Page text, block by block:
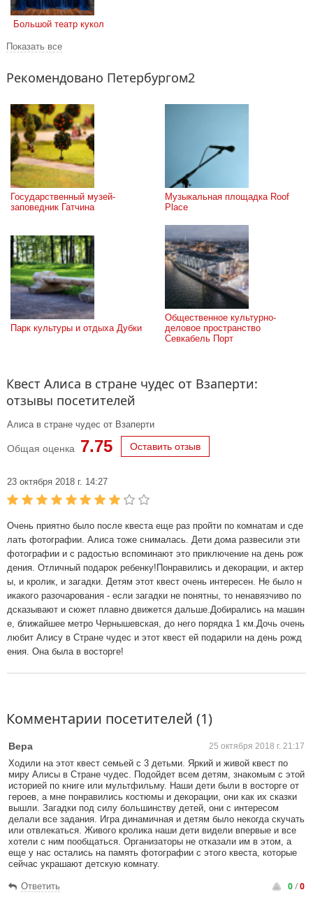
Большой театр кукол
Показать все
Рекомендовано Петербургом2
Государственный музей-
заповедник Гатчина
Музыкальная площадка Roof
Place
Парк культуры и отдыха Дубки
Общественное культурно-
деловое пространство
Севкабель Порт
Квест Алиса в стране чудес от Взаперти:
отзывы посетителей
Алиса в стране чудес от Взаперти
Общая оценка 7.75 Оставить отзыв
23 октября 2018 г. 14:27
Очень приятно было после квеста еще раз пройти по комнатам и сде
лать фотографии. Алиса тоже снималась. Дети дома развесили эти
фотографии и с радостью вспоминают это приключение на день рож
дения. Отличный подарок ребенку!Понравились и декорации, и актер
ы, и кролик, и загадки. Детям этот квест очень интересен. Не было н
икакого разочарования - если загадки не понятны, то ненавязчиво по
дсказывают и сюжет плавно движется дальше.Добирались на машин
е, ближайшее метро Чернышевская, до него порядка 1 км.Дочь очень
любит Алису в Стране чудес и этот квест ей подарили на день рожд
ения. Она была в восторге!
Комментарии посетителей (1)
Вера 25 октября 2018 г. 21:17
Ходили на этот квест семьей с 3 детьми. Яркий и живой квест по
миру Алисы в Стране чудес. Подойдет всем детям, знакомым с этой
историей по книге или мультфильму. Наши дети были в восторге от
героев, а мне понравились костюмы и декорации, они как их сказки
вышли. Загадки под силу большинству детей, они с интересом
делали все задания. Игра динамичная и детям было некогда скучать
или отвлекаться. Живого кролика наши дети видели впервые и все
хотели с ним пообщаться. Организаторы не отказали им в этом, а
еще у нас остались на память фотографии с этого квеста, которые
сейчас украшают детскую комнату.
Ответить 0/0